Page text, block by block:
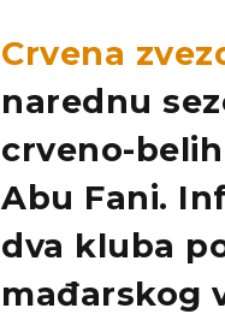
Crvena
narednu
crveno-belih
Abu Fani.
dva kluba
mađarskog